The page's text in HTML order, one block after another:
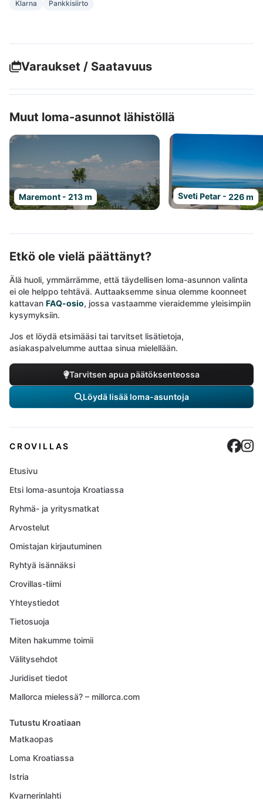
Klarna Pankkisiirto
Varaukset / Saatavuus
Muut loma-asunnot lähistöllä
Maremont - 213 m Sveti Petar - 226 m
Etkö ole vielä päättänyt?
Älä huoli, ymmärrämme, että täydellisen loma-asunnon valinta
ei ole helppo tehtävä. Auttaaksemme sinua olemme koonneet
kattavan FAQ-osio, jossa vastaamme vieraidemme yleisimpiin
kysymyksiin.
Jos et löydä etsimääsi tai tarvitset lisätietoja,
asiakaspalvelumme auttaa sinua mielellään.
Tarvitsen apua päätöksenteossa
Löydä lisää loma-asuntoja
CROVILLAS
Etusivu
Etsi loma-asuntoja Kroatiassa
Ryhmä- ja yritysmatkat
Arvostelut
Omistajan kirjautuminen
Ryhtyä isännäksi
Crovillas-tiimi
Yhteystiedot
Tietosuoja
Miten hakumme toimii
Välitysehdot
Juridiset tiedot
Mallorca mielessä? – millorca.com
Tutustu Kroatiaan
Matkaopas
Loma Kroatiassa
Istria
Kvarnerinlahti